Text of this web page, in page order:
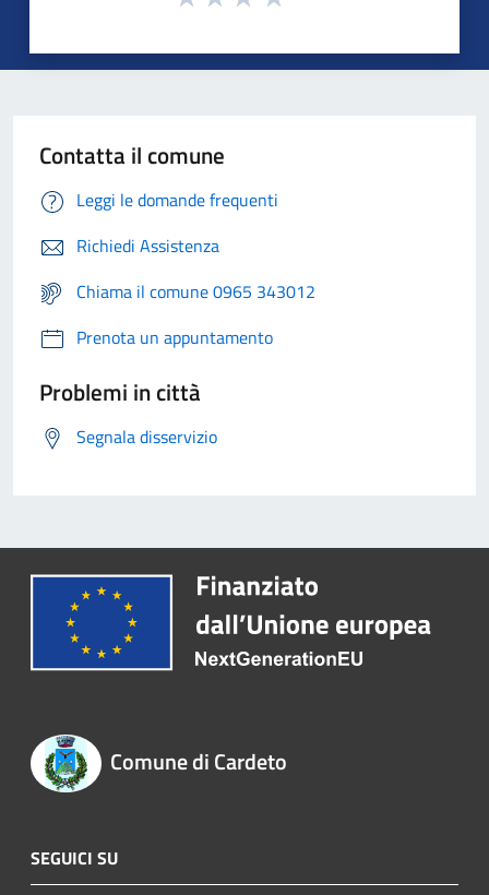
Contatta il comune
Leggi le domande frequenti
Richiedi Assistenza
Chiama il comune 0965 343012
Prenota un appuntamento
Problemi in città
Segnala disservizio
Comune di Cardeto
SEGUICI SU